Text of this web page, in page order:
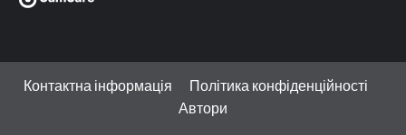
Контактна інформація
Політика конфіденційності
Автори